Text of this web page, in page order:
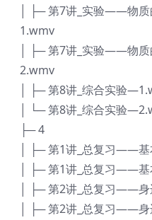
│ ├─ 第7讲_实验——物
1.wmv
│ ├─ 第7讲_实验——物
2.wmv
│ ├─ 第8讲_综合实验
│ └─ 第8讲_综合实验
├─ 4
│ ├─ 第1讲_总复习——
│ ├─ 第1讲_总复习——
│ ├─ 第2讲_总复习——
│ ├─ 第2讲_总复习——